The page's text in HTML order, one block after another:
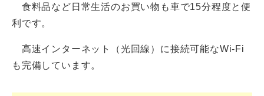
食料品など日常生活のお買い物も車で15分程度と便
利です。
高速インターネット（光回線）に接続可能なWi-Fi
も完備しています。